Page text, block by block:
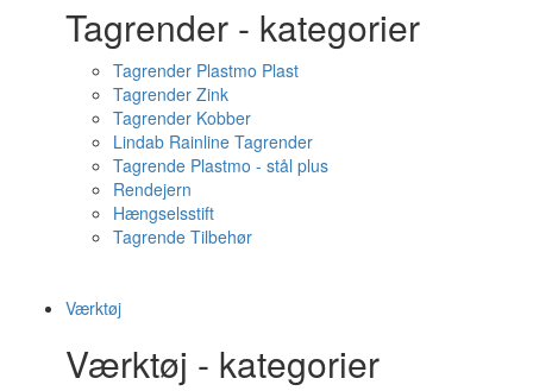
Tagrender - kategorier
Tagrender Plastmo Plast
Tagrender Zink
Tagrender Kobber
Lindab Rainline Tagrender
Tagrende Plastmo - stål plus
Rendejern
Hængselsstift
Tagrende Tilbehør
Værktøj
Værktøj - kategorier